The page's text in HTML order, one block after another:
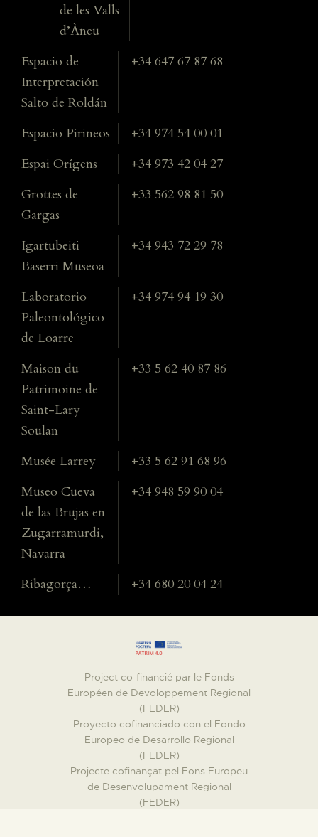
de les Valls
d’Àneu
Espacio de
Interpretación
Salto de Roldán
+34 647 67 87 68
Espacio Pirineos
+34 974 54 00 01
Espai Orígens
+34 973 42 04 27
Grottes de
Gargas
+33 562 98 81 50
Igartubeiti
Baserri Museoa
+34 943 72 29 78
Laboratorio
Paleontológico
de Loarre
+34 974 94 19 30
Maison du
Patrimoine de
Saint-Lary
Soulan
+33 5 62 40 87 86
Musée Larrey
+33 5 62 91 68 96
Museo Cueva
de las Brujas en
Zugarramurdi,
Navarra
+34 948 59 90 04
Ribagorça… +34 680 20 04 24
Project co-financié par le Fonds
Européen de Devoloppement Regional
(FEDER)
Proyecto cofinanciado con el Fondo
Europeo de Desarrollo Regional
(FEDER)
Projecte cofinançat pel Fons Europeu
de Desenvolupament Regional
(FEDER)